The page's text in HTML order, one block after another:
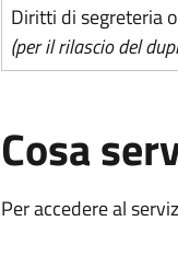
Diritti di segreteria
(per il rilascio del
Cosa
Per accedere al